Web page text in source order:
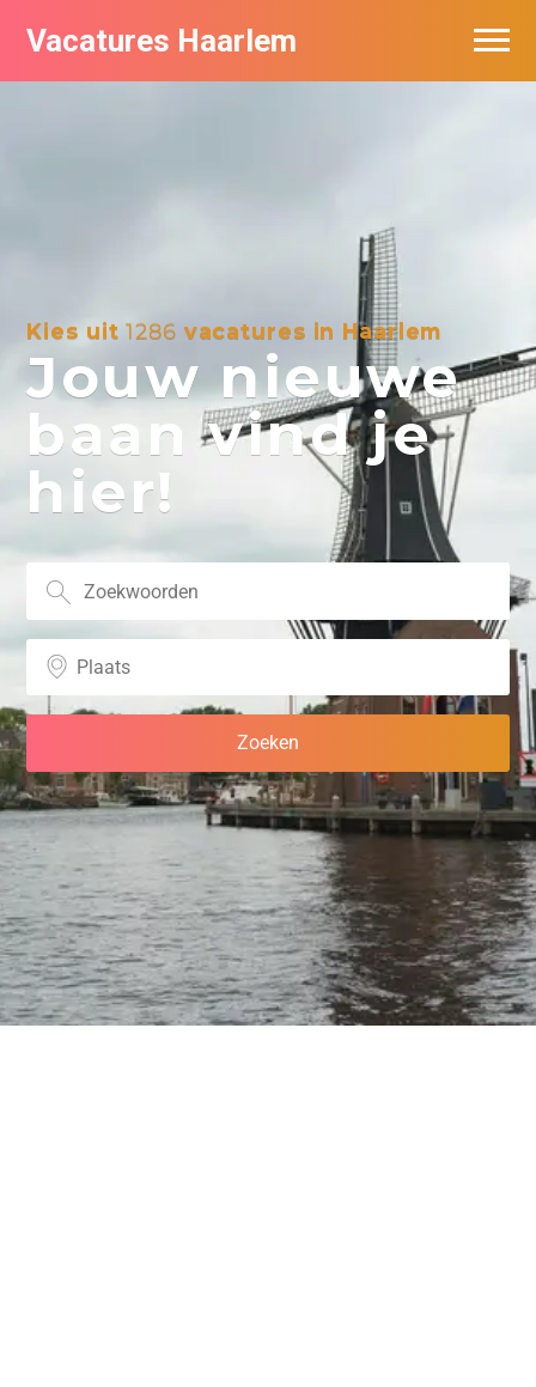
Vacatures Haarlem
Kies uit1286 vacatures in Haarlem
Jouw nieuwe
baan vind je
hier!
Vacatures per bedrijf in Haarlem